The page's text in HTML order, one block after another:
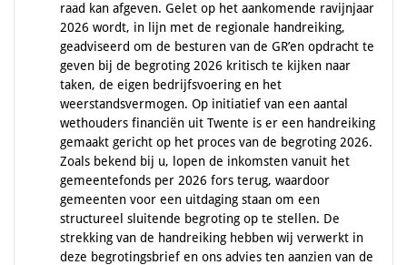
raad kan afgeven. Gelet op het aankomende ravijnjaar
2026 wordt, in lijn met de regionale handreiking,
geadviseerd om de besturen van de GR’en opdracht te
geven bij de begroting 2026 kritisch te kijken naar
taken, de eigen bedrijfsvoering en het
weerstandsvermogen. Op initiatief van een aantal
wethouders financiën uit Twente is er een handreiking
gemaakt gericht op het proces van de begroting 2026.
Zoals bekend bij u, lopen de inkomsten vanuit het
gemeentefonds per 2026 fors terug, waardoor
gemeenten voor een uitdaging staan om een
structureel sluitende begroting op te stellen. De
strekking van de handreiking hebben wij verwerkt in
deze begrotingsbrief en ons advies ten aanzien van de